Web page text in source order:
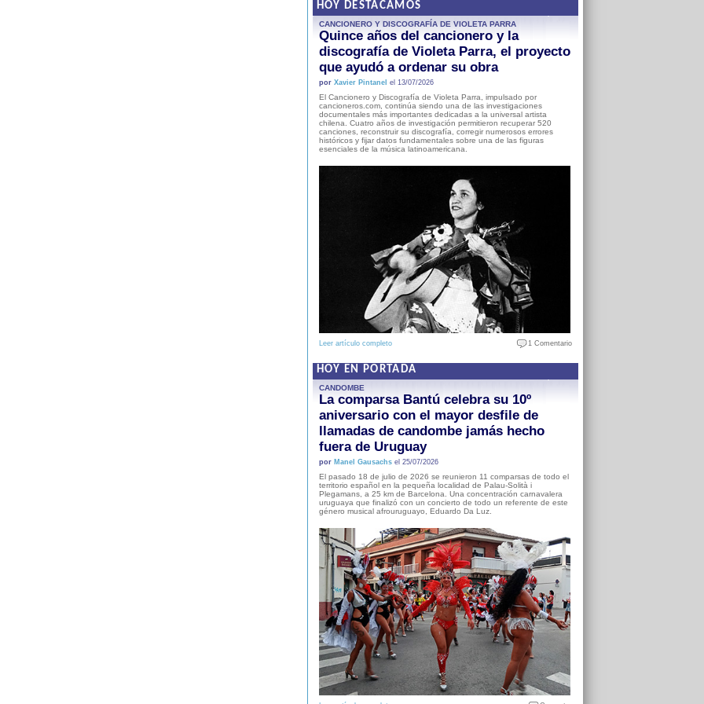
HOY DESTACAMOS
CANCIONERO Y DISCOGRAFÍA DE VIOLETA PARRA
Quince años del cancionero y la
discografía de Violeta Parra, el proyecto
que ayudó a ordenar su obra
por Xavier Pintanel el 13/07/2026
El Cancionero y Discografía de Violeta Parra, impulsado por
cancioneros.com, continúa siendo una de las investigaciones
documentales más importantes dedicadas a la universal artista
chilena. Cuatro años de investigación permitieron recuperar 520
canciones, reconstruir su discografía, corregir numerosos errores
históricos y fijar datos fundamentales sobre una de las figuras
esenciales de la música latinoamericana.
Leer artículo completo 1 Comentario
HOY EN PORTADA
CANDOMBE
La comparsa Bantú celebra su 10º
aniversario con el mayor desfile de
llamadas de candombe jamás hecho
fuera de Uruguay
por Manel Gausachsel 25/07/2026
El pasado 18 de julio de 2026 se reunieron 11 comparsas de todo el
territorio español en la pequeña localidad de Palau-Solità i
Plegamans, a 25 km de Barcelona. Una concentración carnavalera
uruguaya que finalizó con un concierto de todo un referente de este
género musical afrouruguayo, Eduardo Da Luz.